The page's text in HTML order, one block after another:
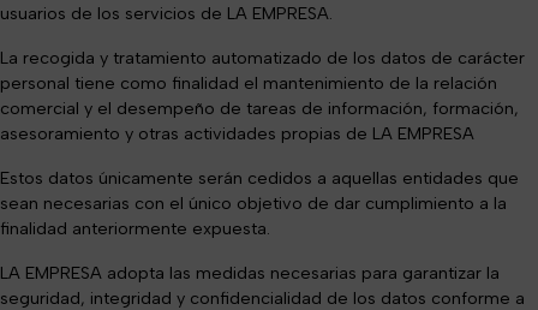
usuarios de los servicios de LA EMPRESA.
La recogida y tratamiento automatizado de los datos de carácter
personal tiene como finalidad el mantenimiento de la relación
comercial y el desempeño de tareas de información, formación,
asesoramiento y otras actividades propias de LA EMPRESA
Estos datos únicamente serán cedidos a aquellas entidades que
sean necesarias con el único objetivo de dar cumplimiento a la
finalidad anteriormente expuesta.
LA EMPRESA adopta las medidas necesarias para garantizar la
seguridad, integridad y confidencialidad de los datos conforme a